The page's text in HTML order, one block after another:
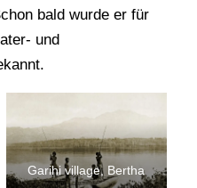
bald wurde er für
und
Garihi village, Bertha